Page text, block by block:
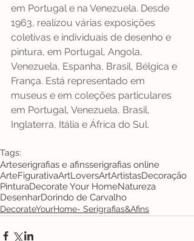
em Portugal e na Venezuela. Desde
1963, realizou várias exposições
coletivas e individuais de desenho e
pintura, em Portugal, Angola,
Venezuela, Espanha, Brasil, Bélgica e
França. Está representado em
museus e em coleções particulares
em Portugal, Venezuela, Brasil,
Inglaterra, Itália e África do Sul.
Tags:
Arteserigrafias e afinsserigrafias online
ArteFigurativaArtLoversArtArtistasDecoração
PinturaDecorate Your HomeNatureza
DesenharDorindo de Carvalho
DecorateYourHome- Serigrafias&Afins